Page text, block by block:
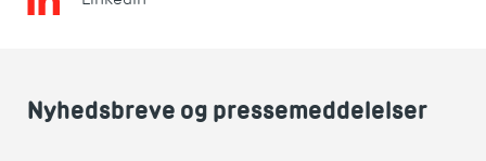
Nyhedsbreve og pressemeddelelser